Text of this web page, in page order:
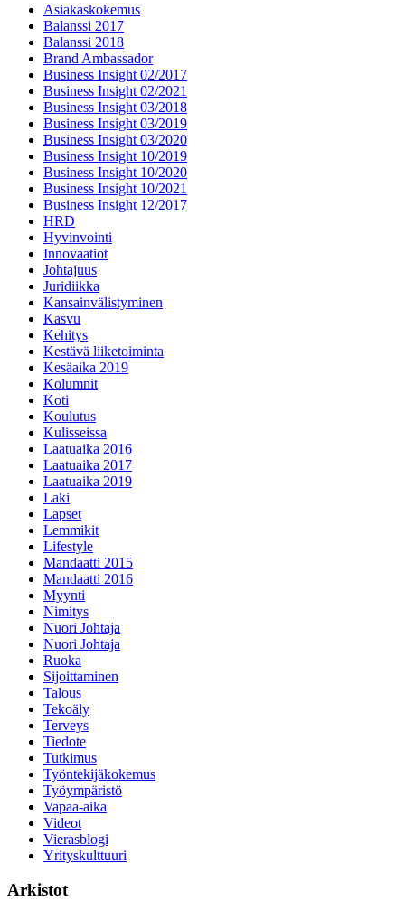
Asiakaskokemus
Balanssi 2017
Balanssi 2018
Brand Ambassador
Business Insight 02/2017
Business Insight 02/2021
Business Insight 03/2018
Business Insight 03/2019
Business Insight 03/2020
Business Insight 10/2019
Business Insight 10/2020
Business Insight 10/2021
Business Insight 12/2017
HRD
Hyvinvointi
Innovaatiot
Johtajuus
Juridiikka
Kansainvälistyminen
Kasvu
Kehitys
Kestävä liiketoiminta
Kesäaika 2019
Kolumnit
Koti
Koulutus
Kulisseissa
Laatuaika 2016
Laatuaika 2017
Laatuaika 2019
Laki
Lapset
Lemmikit
Lifestyle
Mandaatti 2015
Mandaatti 2016
Myynti
Nimitys
Nuori Johtaja
Nuori Johtaja
Ruoka
Sijoittaminen
Talous
Tekoäly
Terveys
Tiedote
Tutkimus
Työntekijäkokemus
Työympäristö
Vapaa-aika
Videot
Vierasblogi
Yrityskulttuuri
Arkistot